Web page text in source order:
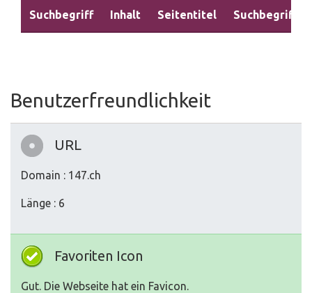
Suchbegriff Inhalt Seitentitel Suchbegriffe
Benutzerfreundlichkeit
URL
Domain : 147.ch
Länge : 6
Favoriten Icon
Gut. Die Webseite hat ein Favicon.